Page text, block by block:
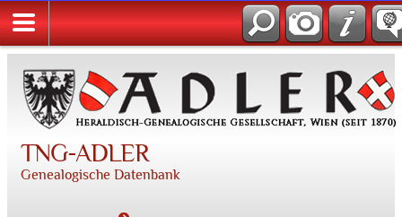
TNG-ADLER
Genealogische Datenbank